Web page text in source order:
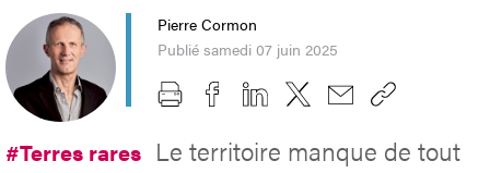
Pierre Cormon
Publié samedi 07 juin 2025
#Terres rares Le territoire manque de tout